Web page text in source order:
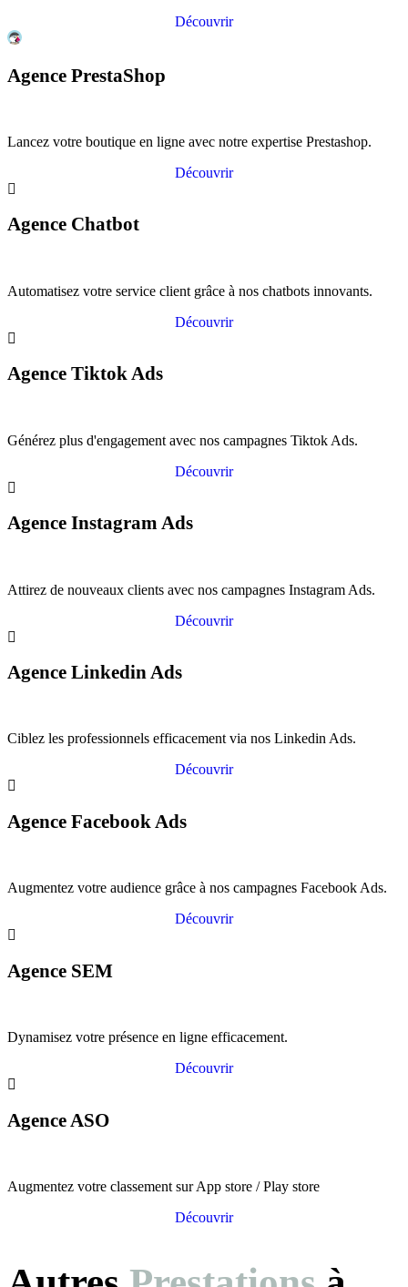
Découvrir
Agence PrestaShop
Lancez votre boutique en ligne avec notre expertise Prestashop.
Découvrir
Agence Chatbot
Automatisez votre service client grâce à nos chatbots innovants.
Découvrir
Agence Tiktok Ads
Générez plus d'engagement avec nos campagnes Tiktok Ads.
Découvrir
Agence Instagram Ads
Attirez de nouveaux clients avec nos campagnes Instagram Ads.
Découvrir
Agence Linkedin Ads
Ciblez les professionnels efficacement via nos Linkedin Ads.
Découvrir
Agence Facebook Ads
Augmentez votre audience grâce à nos campagnes Facebook Ads.
Découvrir
Agence SEM
Dynamisez votre présence en ligne efficacement.
Découvrir
Agence ASO
Augmentez votre classement sur App store / Play store
Découvrir